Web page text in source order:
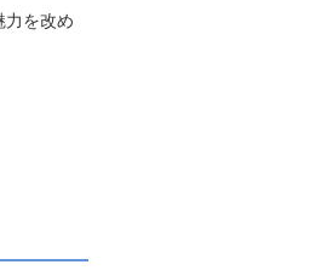
力を改め